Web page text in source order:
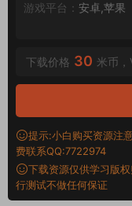
游戏平台： 安卓,苹果
下载价格 30 米币
提示:小白购买资源注
费联系QQ:7722974
下载资源仅供学习版
行测试不做任何保证